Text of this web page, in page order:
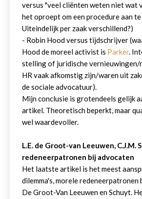
versus "veel cliënten weten niet wat
het oproept om een procedure aan te
Uiteindelijk per zaak verschillend?)
- Robin Hood versus tijdschrijver
Hood de moreel activist is Parker.
stelling of juridische
HR vaak afkomstig zijn/waren uit
de sociale advocatuur).
Mijn conclusie is grotendeels gelijk
artikel. Theoretisch beperkt, maar
wel waardevoller.
L.E. de Groot-van Leeuwen, C.J.M.
redeneerpatronen bij advocaten
Het laatste artikel is het meest
dilemma's, morele redeneerpatronen
De Groot-Van Leeuwen en Schuyt.